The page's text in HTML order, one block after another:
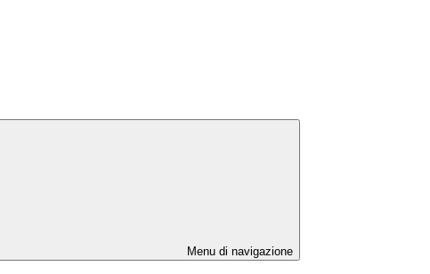
Menu di navigazione